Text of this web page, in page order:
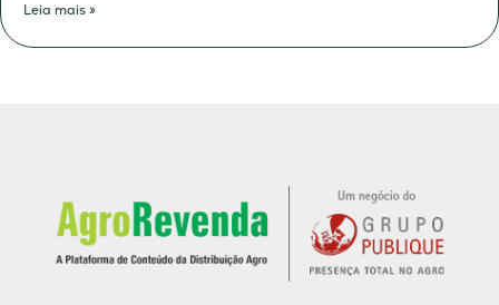
Leia mais »